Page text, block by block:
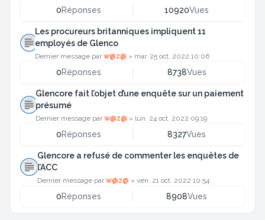
0Réponses 10920Vues
Les procureurs britanniques impliquent 11
employés de Glenco
Dernier message parw@z@ » mar. 25 oct. 2022 10:06
0Réponses 8738Vues
Glencore fait l’objet d’une enquête sur un paiement
présumé
Dernier message parw@z@ » lun. 24 oct. 2022 09:19
0Réponses 8327Vues
Glencore a refusé de commenter les enquêtes de
l’ACC
Dernier message parw@z@ » ven. 21 oct. 2022 10:54
0Réponses 8908Vues